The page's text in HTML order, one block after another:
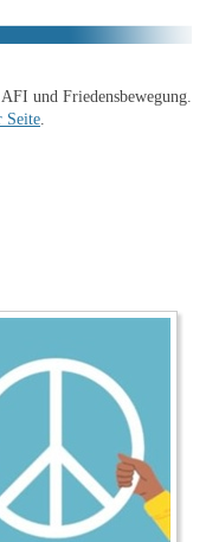
und Friedensbewegung.
Seite